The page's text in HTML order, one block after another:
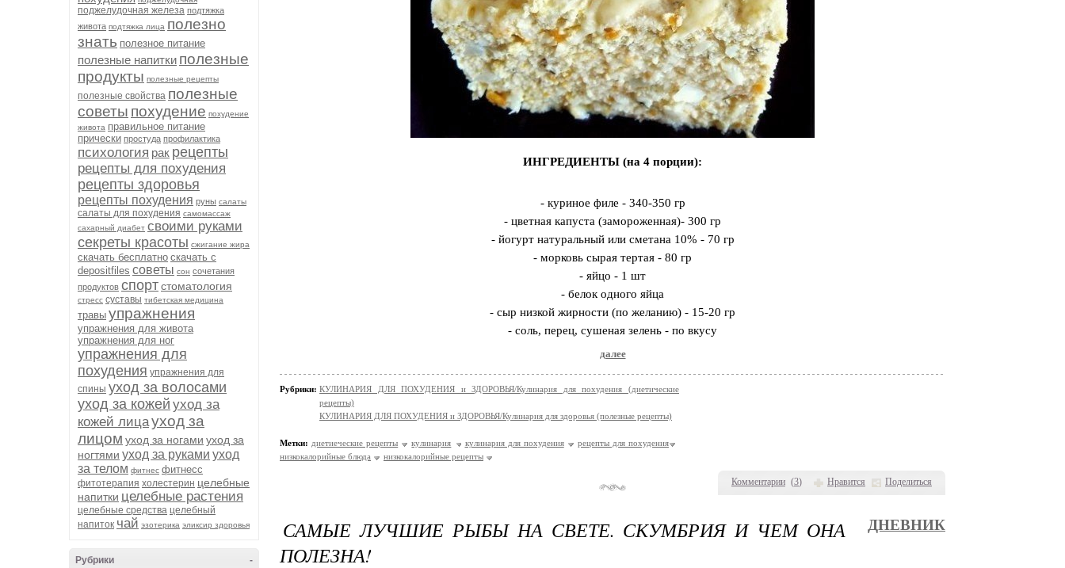
поджелудочная железа подтяжка
живота подтяжка лица полезно
знать полезное питание
полезные напитки полезные
продукты полезные рецепты
полезные свойства полезные
советы похудение похудение
живота правильное питание
прически простуда профилактика
психология рак рецепты
рецепты для похудения
рецепты здоровья
рецепты похудения руны салаты
салаты для похудения самомассаж
сахарный диабет своими руками
секреты красоты сжигание жира
скачать бесплатно скачать с
depositfiles советы сон сочетания
продуктов спортстоматология
стресс суставы тибетская медицина
травы упражнения
упражнения для живота
упражнения для ног
упражнения для
похудения упражнения для
спины уход за волосами
уход за кожей уход за
кожей лицауход за
лицом уход за ногами уход за
ногтями уход за руками уход
за телом фитнес фитнесс
фитотерапия холестерин целебные
напитки целебные растения
целебные средства целебный
напиток чай эзотерика эликсир здоровья
-
Рубрики
Комментарии (3) Нравится Поделиться
ИНГРЕДИЕНТЫ (на 4 порции):
- куриное филе - 340-350 гр
- цветная капуста (замороженная)- 300 гр
- йогурт натуральный или сметана 10% - 70 гр
- морковь сырая тертая - 80 гр
- яйцо - 1 шт
- белок одного яйца
- сыр низкой жирности (по желанию) - 15-20 гр
- соль, перец, сушеная зелень - по вкусу
далее
Рубрики: КУЛИНАРИЯ ДЛЯ ПОХУДЕНИЯ и ЗДОРОВЬЯ/Кулинария для похудения (диетические
рецепты)
КУЛИНАРИЯ ДЛЯ ПОХУДЕНИЯ и ЗДОРОВЬЯ/Кулинария для здоровья (полезные рецепты)
Метки: диетиеческие рецепты кулинария кулинария для похудения
рецепты для похудения
низкокалорийные блюда
низкокалорийные рецепты
САМЫЕ ЛУЧШИЕ РЫБЫ НА СВЕТЕ. СКУМБРИЯ И ЧЕМ ОНА
ПОЛЕЗНА!
ДНЕВНИК